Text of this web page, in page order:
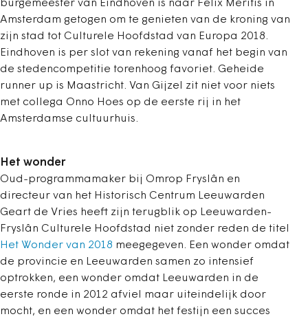
burgemeester van Eindhoven is naar Felix Meritis in
Amsterdam getogen om te genieten van de kroning van
zijn stad tot Culturele Hoofdstad van Europa 2018.
Eindhoven is per slot van rekening vanaf het begin van
de stedencompetitie torenhoog favoriet. Geheide
runner up is Maastricht. Van Gijzel zit niet voor niets
met collega Onno Hoes op de eerste rij in het
Amsterdamse cultuurhuis.
Het wonder
Oud-programmamaker bij Omrop Fryslân en
directeur van het Historisch Centrum Leeuwarden
Geart de Vries heeft zijn terugblik op Leeuwarden-
Fryslân Culturele Hoofdstad niet zonder reden de titel
Het Wonder van 2018 meegegeven. Een wonder omdat
de provincie en Leeuwarden samen zo intensief
optrokken, een wonder omdat Leeuwarden in de
eerste ronde in 2012 afviel maar uiteindelijk door
mocht, en een wonder omdat het festijn een succes